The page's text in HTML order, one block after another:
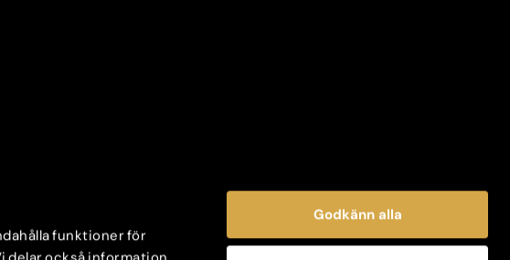
funktioner för
Godkänn alla